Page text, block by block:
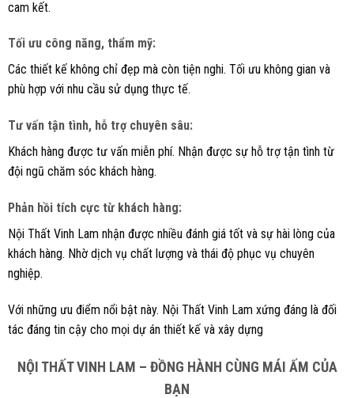
cam kết.
Tối ưu công năng, thẩm mỹ:
Các thiết kế không chỉ đẹp mà còn tiện nghi. Tối ưu không gian và
phù hợp với nhu cầu sử dụng thực tế.
Tư vấn tận tình, hỗ trợ chuyên sâu:
Khách hàng được tư vấn miễn phí. Nhận được sự hỗ trợ tận tình từ
đội ngũ chăm sóc khách hàng.
Phản hồi tích cực từ khách hàng:
Nội Thất Vinh Lam nhận được nhiều đánh giá tốt và sự hài lòng của
khách hàng. Nhờ dịch vụ chất lượng và thái độ phục vụ chuyên
nghiệp.
Với những ưu điểm nổi bật này. Nội Thất Vinh Lam xứng đáng là đối
tác đáng tin cậy cho mọi dự án thiết kế và xây dựng
NỘI THẤT VINH LAM – ĐỒNG HÀNH CÙNG MÁI ẤM CỦA
BẠN